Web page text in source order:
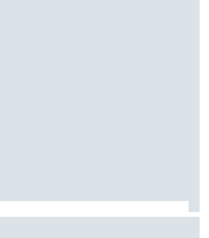
برياتوري محتار من عدم إمكانية